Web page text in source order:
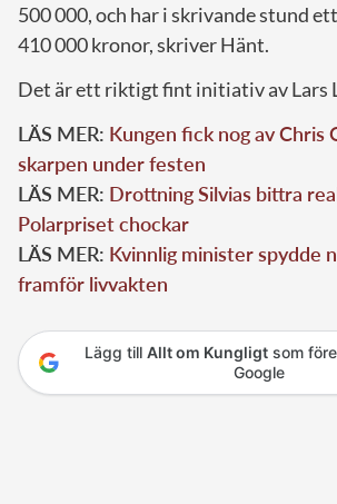
500 000, och har i skrivande stund
410 000 kronor, skriver Hänt.
Det är ett riktigt fint initiativ av Lars
LÄS MER: Kungen fick nog av Chris
skarpen under festen
LÄS MER: Drottning Silvias bittra
Polarpriset chockar
LÄS MER: Kvinnlig minister spydde
framför livvakten
Lägg till Allt om Kungligtsom
Google